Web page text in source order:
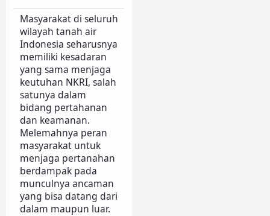
Masyarakat di seluruh
wilayah tanah air
Indonesia seharusnya
memiliki kesadaran
yang sama menjaga
keutuhan NKRI, salah
satunya dalam
bidang pertahanan
dan keamanan.
Melemahnya peran
masyarakat untuk
menjaga pertanahan
berdampak pada
munculnya ancaman
yang bisa datang dari
dalam maupun luar.